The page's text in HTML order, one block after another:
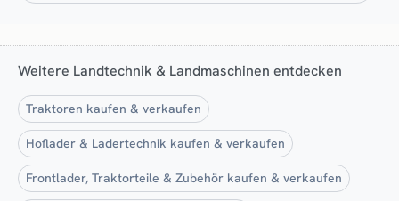
Weitere Landtechnik & Landmaschinen entdecken
Traktoren kaufen & verkaufen
Hoflader & Ladertechnik kaufen & verkaufen
Frontlader, Traktorteile & Zubehör kaufen & verkaufen